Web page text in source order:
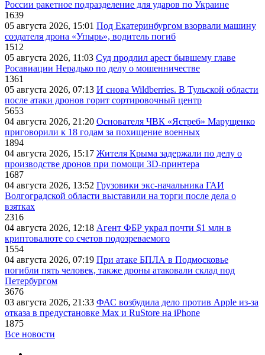
России ракетное подразделение для ударов по Украине
1639
05 августа 2026, 15:01 Под Екатеринбургом взорвали машину
создателя дрона «Упырь», водитель погиб
1512
05 августа 2026, 11:03 Суд продлил арест бывшему главе
Росавиации Нерадько по делу о мошенничестве
1361
05 августа 2026, 07:13 И снова Wildberries. В Тульской области
после атаки дронов горит сортировочный центр
5653
04 августа 2026, 21:20 Основателя ЧВК «Ястреб» Марущенко
приговорили к 18 годам за похищение военных
1894
04 августа 2026, 15:17 Жителя Крыма задержали по делу о
производстве дронов при помощи 3D‑принтера
1687
04 августа 2026, 13:52 Грузовики экс-начальника ГАИ
Волгоградской области выставили на торги после дела о
взятках
2316
04 августа 2026, 12:18 Агент ФБР украл почти $1 млн в
криптовалюте со счетов подозреваемого
1554
04 августа 2026, 07:19 При атаке БПЛА в Подмосковье
погибли пять человек, также дроны атаковали склад под
Петербургом
3676
03 августа 2026, 21:33 ФАС возбудила дело против Apple из-за
отказа в предустановке Max и RuStore на iPhone
1875
Все новости